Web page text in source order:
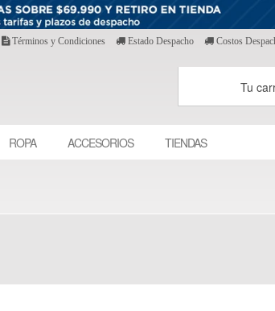
Términos y Condiciones Estado Despacho Costos
Tu
ROPA ACCESORIOS TIENDAS